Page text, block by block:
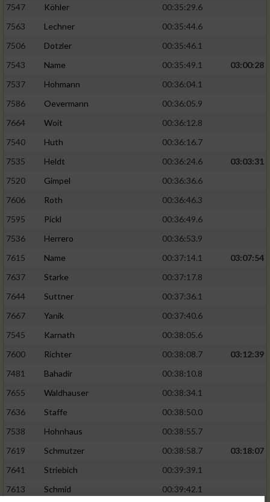
7547
Köhler
00:35:29.6
7563
Lechner
00:35:44.6
7506
Dotzler
00:35:46.1
7543
Name 00:35:49.1
03:00:28
7537
Hohmann
00:36:04.1
7586
Oevermann
00:36:05.9
7664
Woit
00:36:12.8
7540
Huth
00:36:16.7
7535
Heldt 00:36:24.6
03:03:31
7520
Gimpel
00:36:36.6
7606
Roth
00:36:46.3
7595
Pickl
00:36:49.6
7536
Herrero
00:36:53.9
7615
Name 00:37:14.1
03:07:54
7637
Starke
00:37:17.8
7644
Suttner
00:37:36.1
7667
Yanik
00:37:40.6
7545
Karnath
00:38:05.6
7600
Richter 00:38:08.7
03:12:39
7481
Bahadir
00:38:10.8
7655
Waldhauser
00:38:34.1
7636
Staffe
00:38:50.0
7538
Hohnhaus
00:38:55.7
7619
Schmutzer 00:38:58.7
03:18:07
7641
Striebich
00:39:39.1
7613
Schmid 00:39:42.1